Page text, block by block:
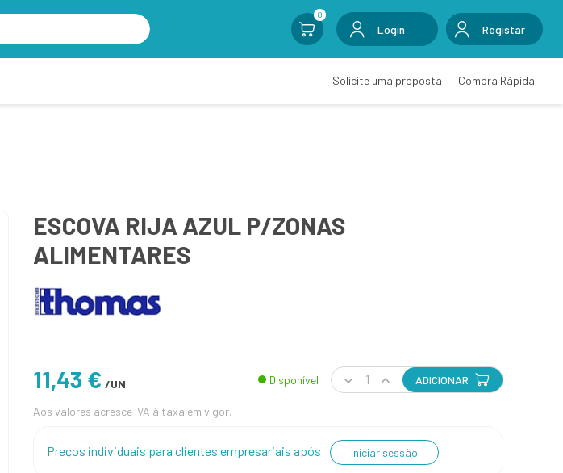
0
Login Registar
Solicite uma proposta Compra Rápida
ESCOVA RIJA AZUL P/ZONAS
ALIMENTARES
11,43 € /UN Disponível ADICIONAR
Aos valores acresce IVA à taxa em vigor.
Preços individuais para clientes empresariais após Iniciar sessão